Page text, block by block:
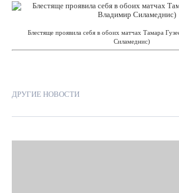
Блестяще проявила себя в обоих матчах Тамара
Силамеднис)
ДРУГИЕ НОВОСТИ